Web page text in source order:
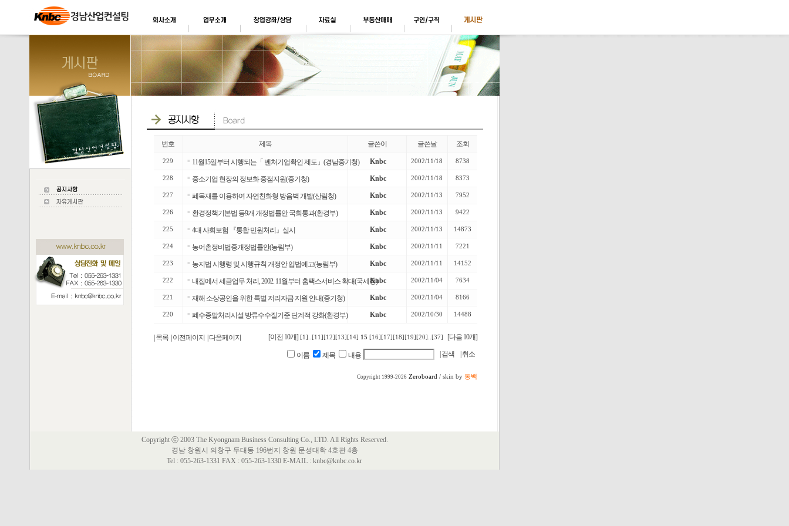
번호 제목 글쓴이 글쓴날 조회
229 ■ 11월15일부터 시행되는「 벤처기업확인 제도」(경남중기청) Knbc 2002/11/18 8738
228 ■ 중소기업 현장의 정보화 중점지원(중기청) Knbc 2002/11/18 8373
227 ■ 폐목재를 이용하여 자연친화형 방음벽 개발(산림청) Knbc 2002/11/13 7952
226 ■ 환경정책기본법 등9개 개정법률안 국회통과(환경부) Knbc 2002/11/13 9422
225 ■ 4대 사회보험 『통합 민원처리』실시 Knbc 2002/11/13 14873
224 ■ 농어촌정비법중개정법률안(농림부) Knbc 2002/11/11 7221
223 ■ 농지법 시행령 및 시행규칙 개정안 입법예고(농림부) Knbc 2002/11/11 14152
222 ■ 내집에서 세금업무 처리, 2002. 11월부터 홈택스서비스 확대(국세청)Knbc 2002/11/04 7634
221 ■ 재해 소상공인을 위한 특별 저리자금 지원 안내(중기청) Knbc 2002/11/04 8166
220 ■ 폐수종말처리시설 방류수수질기준 단계적 강화(환경부) Knbc 2002/10/30 14488
| 목록 | 이전페이지 | 다음페이지 [이전 10개] [1] [11] [12] [13] [14] 15 [16] [17] [18] [19] [20] [37] [다음 10개]
이름 제목 내용
Copyright 1999-2026 Zeroboard / skin by 동백
Copyright ⓒ 2003 The Kyongnam Business Consulting Co., LTD. All Rights Reserved.
경남 창원시 의창구 두대동 196번지 창원 문성대학 4호관 4층
Tel : 055-263-1331 FAX : 055-263-1330 E-MAIL : knbc@knbc.co.kr